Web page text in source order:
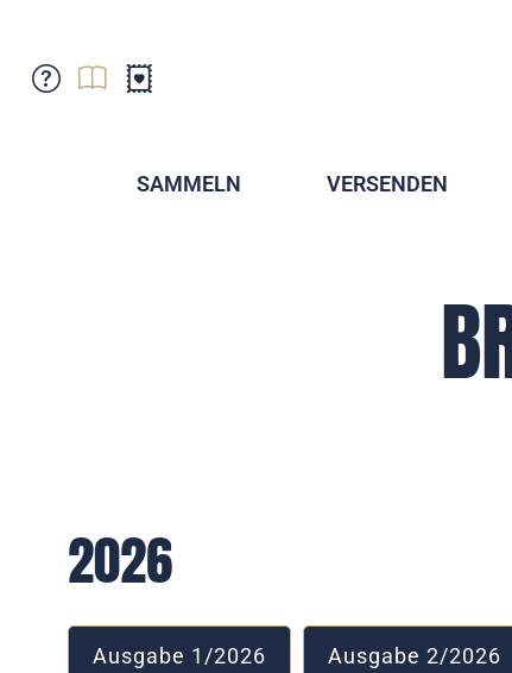
Verkaufsstellen
Abonnemente
SAMMELN VERSENDEN
2026
Ausgabe 1/2026 Ausgabe 2/2026